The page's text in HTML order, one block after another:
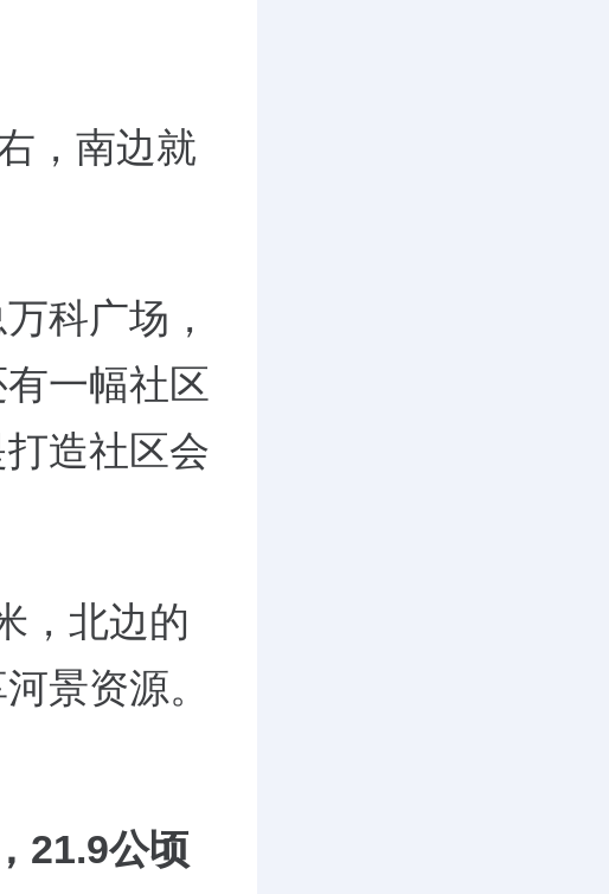
，南边就
科广场，
一幅社区
造社区会
， 北边的
景资源。
21.9公顷